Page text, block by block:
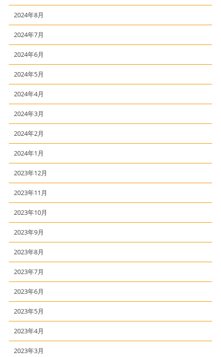
2024年8月
2024年7月
2024年6月
2024年5月
2024年4月
2024年3月
2024年2月
2024年1月
2023年12月
2023年11月
2023年10月
2023年9月
2023年8月
2023年7月
2023年6月
2023年5月
2023年4月
2023年3月